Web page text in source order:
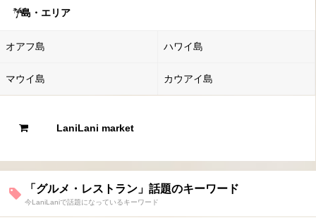
島・エリア
オアフ島 ハワイ島
マウイ島 カウアイ島
LaniLani market
「グルメ・レストラン」話題のキーワード
今LaniLaniで話題になっているキーワード